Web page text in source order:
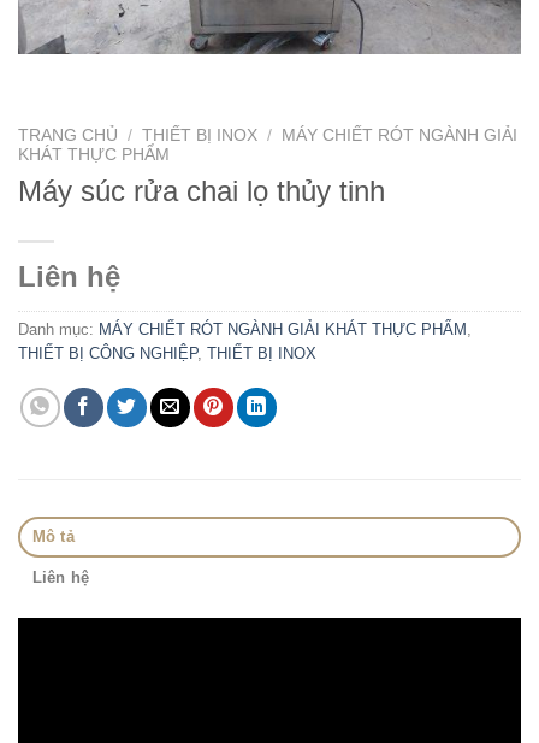
TRANG CHỦ / THIẾT BỊ INOX / MÁY CHIẾT RÓT NGÀNH GIẢI
KHÁT THỰC PHẨM
Máy súc rửa chai lọ thủy tinh
Liên hệ
Danh mục: MÁY CHIẾT RÓT NGÀNH GIẢI KHÁT THỰC PHẨM ,
THIẾT BỊ CÔNG NGHIỆP, THIẾT BỊ INOX
Mô tả
Liên hệ